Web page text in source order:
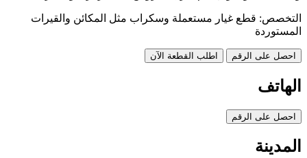
التخصص: قطع غيار مستعملة وسكراب مثل المكائن والقيرات
المستوردة
احصل على الرقم اطلب القطعة الآن
الهاتف
احصل على الرقم
المدينة